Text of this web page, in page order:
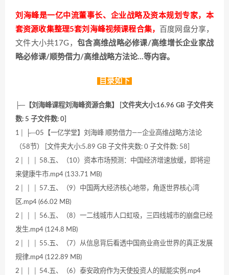
刘海峰是一亿中流董事长、企业战略及资本规划专家，本
套资源收集整理5套刘海峰视频课程合集，
百度网盘分享，
文件大小共17G，包含高维战略必修课/高维增长企业家战
略必修课/顺势借力/高维战略方法论…等内容。
目录如下
├─【刘海峰课程刘海峰资源合集】 [文件夹大小:16.96 GB 子文件夹
数: 5 子文件数: 0]
1│ ├─05【一亿学堂】刘海峰 顺势借力——企业高维战略方法论
（58节） [文件夹大小:5.89 GB 子文件夹数: 0 子文件数: 58]
2│ │ │ 58.五、（10）资本市场预测：中国经济增速放缓，即将迎
来健康牛市.mp4 (133.71 MB)
2│ │ │ 57.五、（9）中国两大经济核心地带，角逐世界核心湾
区.mp4 (66.02 MB)
2│ │ │ 56.五、（8）一二线城市人口虹吸，三四线城市的崩盘已经
发生.mp4 (124.8 MB)
2│ │ │ 55.五、（7）从信息背后看透中国商业商业世界的真正发展
规律.mp4 (122.89 MB)
2│ │ │ 54.五、（6）泰安政府作为天使投资人的赋能实例.mp4